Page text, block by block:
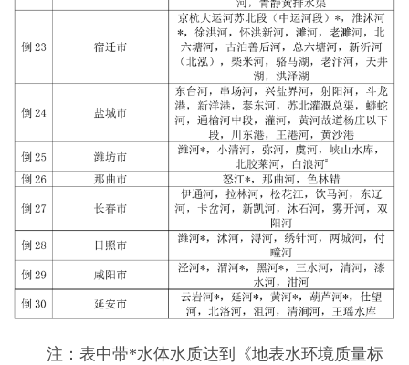
注：表中带*水体水质达到《地表水环境质量标